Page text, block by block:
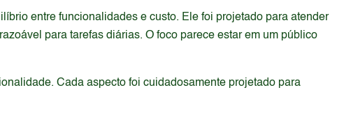
entre funcionalidades e custo. Ele foi projetado para atender
para tarefas diárias. O foco parece estar em um público
Cada aspecto foi cuidadosamente projetado para